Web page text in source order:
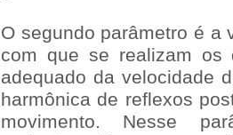
O segundo parâmetro é a
com que se realizam os
adequado da velocidade
harmônica de reflexos
movimento. Nesse